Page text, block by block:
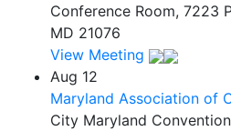
Conference Room, 7223
MD 21076
View Meeting
Aug 12
Maryland Association of
City Maryland